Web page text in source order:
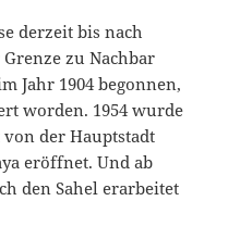
derzeit bis nach
zu Nachbar
Jahr 1904 begonnen,
worden. 1954 wurde
der Hauptstadt
eröffnet. Und ab
den Sahel erarbeitet